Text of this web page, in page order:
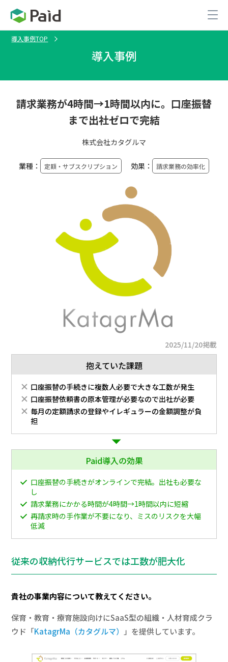
導入事例TOP
導入事例
請求業務が4時間→1時間以内に。口座振替
まで出社ゼロで完結
株式会社カタグルマ
業種： 定額・サブスクリプション 効果： 請求業務の効率化
2025/11/20掲載
抱えていた課題
口座振替の手続きに複数人必要で大きな工数が発生
口座振替依頼書の原本管理が必要なので出社が必要
毎月の定額請求の登録やイレギュラーの金額調整が負
担
Paid導入の効果
口座振替の手続きがオンラインで完結。出社も必要な
し
請求業務にかかる時間が4時間→1時間以内に短縮
再請求時の手作業が不要になり、ミスのリスクを大幅
低減
従来の収納代行サービスでは工数が肥大化
貴社の事業内容について教えてください。
保育・教育・療育施設向けにSaaS型の組織・人材育成クラ
ウド「KatagrMa（カタグルマ） 」を提供しています。